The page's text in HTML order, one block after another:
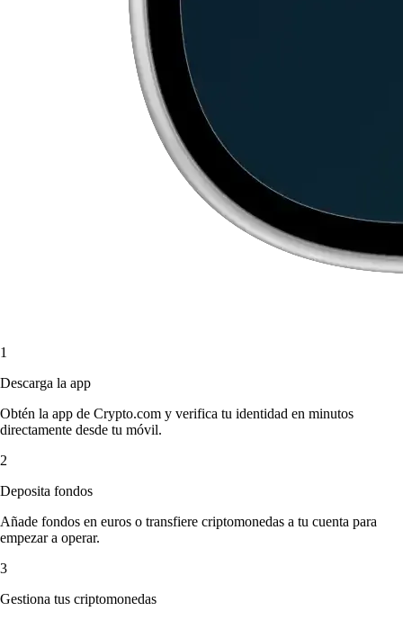
1
Descarga la app
Obtén la app de Crypto.com y verifica tu identidad en minutos
directamente desde tu móvil.
2
Deposita fondos
Añade fondos en euros o transfiere criptomonedas a tu cuenta para
empezar a operar.
3
Gestiona tus criptomonedas